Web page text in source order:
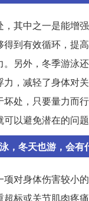
其中之一是能增
到有效循环，提
另外，冬季游泳
力，减轻了身体对
坏处，只要量力而
以避免潜在的问题
，冬天也游，会有
对身体伤害较小
标或关节肌肉疼